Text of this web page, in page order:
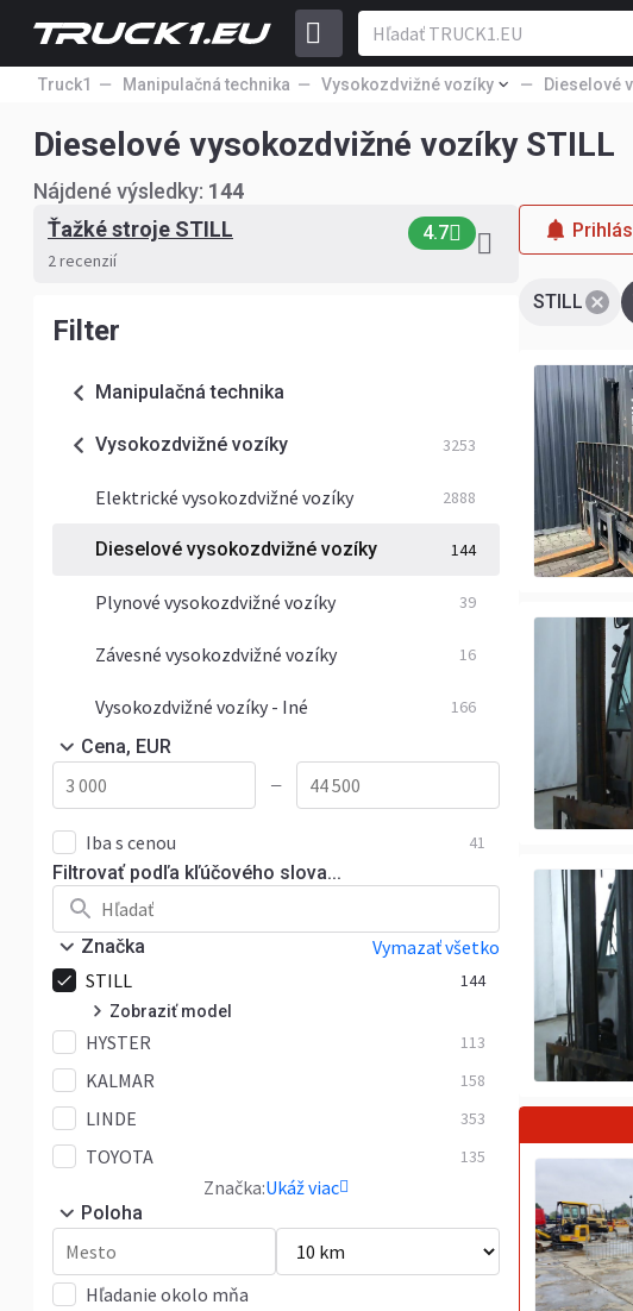
Truck1 Manipulačná technika Vysokozdvižné vozíky Dieselové
Dieselové vysokozdvižné vozíky STILL
Nájdené výsledky: 144
Ťažké stroje STILL 4.7
2 recenzií
Filter
Manipulačná technika
Vysokozdvižné vozíky 3253
Elektrické vysokozdvižné vozíky 2888
Dieselové vysokozdvižné vozíky 144
Plynové vysokozdvižné vozíky 39
Závesné vysokozdvižné vozíky 16
Vysokozdvižné vozíky - Iné 166
Cena, EUR
—
Iba s cenou 41
Filtrovať podľa kľúčového slova...
Značka
Vymazať všetko
STILL
144
Zobraziť model
R70 8
RC 4
RC40 1
RX20 2
RX70 126
Iné 2
HYSTER 113
KALMAR 158
LINDE 353
TOYOTA 135
Značka:Ukáž viac
Poloha
Hľadanie okolo mňa
STILL